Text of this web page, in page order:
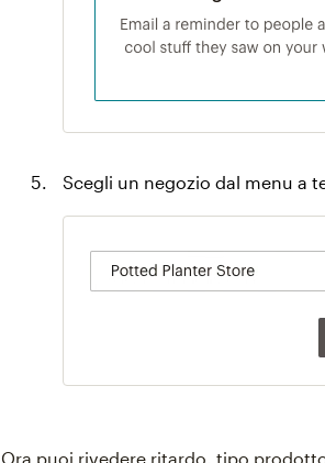
Scegli un negozio dal menu a
Ora puoi rivedere ritardo, tipo